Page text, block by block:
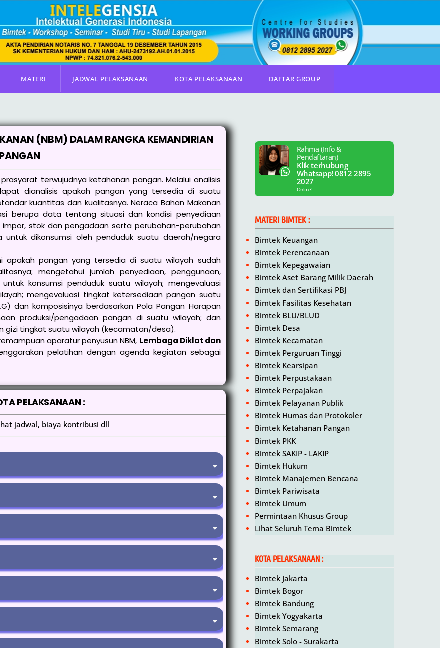
MATERI JADWAL PELAKSANAAN KOTA PELAKSANAAN DAFTAR GROUP
(NBM) DALAM RANGKA KEMANDIRIAN
terwujudnya ketahanan pangan. Melalui analisis
dianalisis apakah pangan yang tersedia di suatu
kuantitas dan kualitasnya. Neraca Bahan Makanan
berupa data tentang situasi dan kondisi penyediaan
stok dan pengadaan serta perubahan-perubahan
dikonsumsi oleh penduduk suatu daerah/negara
apakah pangan yang tersedia di suatu wilayah sudah
mengetahui jumlah penyediaan, penggunaan,
konsumsi penduduk suatu wilayah; mengevaluasi
mengevaluasi tingkat ketersediaan pangan suatu
dan komposisinya berdasarkan Pola Pangan Harapan
produksi/pengadaan pangan di suatu wilayah; dan
gizi tingkat suatu wilayah (kecamatan/desa).
aparatur penyusun NBM, Lembaga Diklat dan
pelatihan dengan agenda kegiatan sebagai
PELAKSANAAN :
jadwal, biaya kontribusi dll
Rahma (Info &
Pendaftaran)
Klik terhubung
Whatsapp! 0812 2895
2027
Online!
MATERI BIMTEK :
Bimtek Keuangan
Bimtek Perencanaan
Bimtek Kepegawaian
Bimtek Aset Barang Milik Daerah
Bimtek dan Sertifikasi PBJ
Bimtek Fasilitas Kesehatan
Bimtek BLU/BLUD
Bimtek Desa
Bimtek Kecamatan
Bimtek Perguruan Tinggi
Bimtek Kearsipan
Bimtek Perpustakaan
Bimtek Perpajakan
Bimtek Pelayanan Publik
Bimtek Humas dan Protokoler
Bimtek Ketahanan Pangan
Bimtek PKK
Bimtek SAKIP - LAKIP
Bimtek Hukum
Bimtek Manajemen Bencana
Bimtek Pariwisata
Bimtek Umum
Permintaan Khusus Group
Lihat Seluruh Tema Bimtek
KOTA PELAKSANAAN :
Bimtek Jakarta
Bimtek Bogor
Bimtek Bandung
Bimtek Yogyakarta
Bimtek Semarang
Bimtek Solo - Surakarta